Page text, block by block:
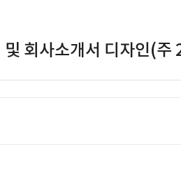
이용요금
고객센터
회사소개서 디자인(주